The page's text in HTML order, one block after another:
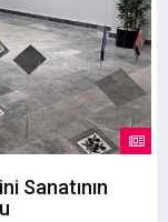
Sanatının